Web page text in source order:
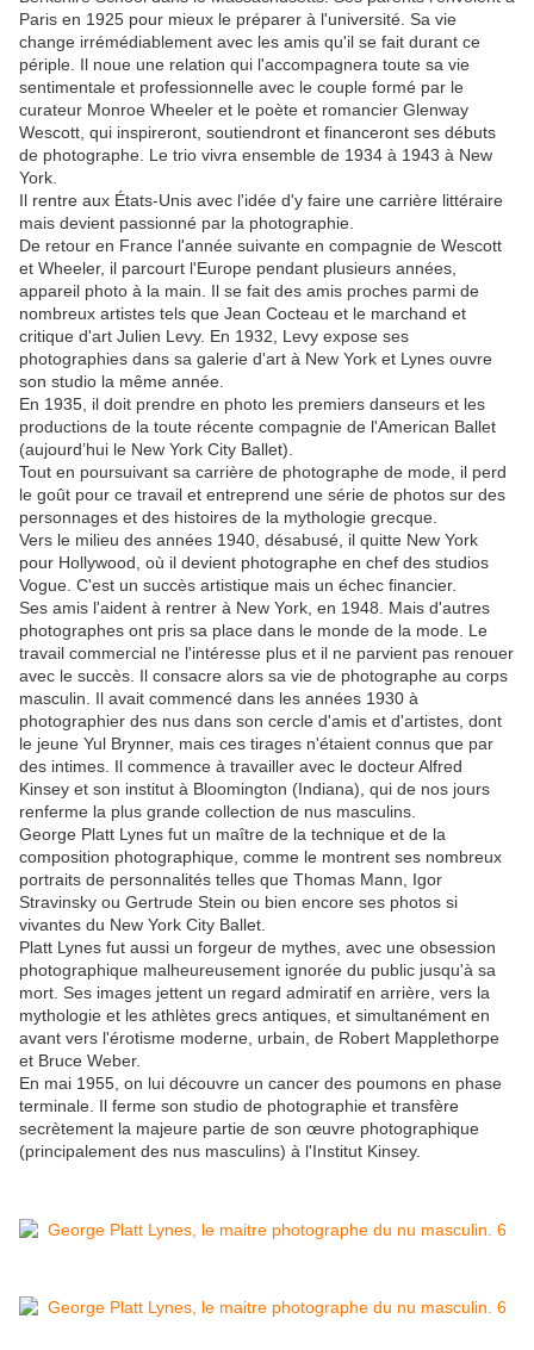
Paris en 1925 pour mieux le préparer à l'université. Sa vie
change irrémédiablement avec les amis qu'il se fait durant ce
périple. Il noue une relation qui l'accompagnera toute sa vie
sentimentale et professionnelle avec le couple formé par le
curateur Monroe Wheeler et le poète et romancier Glenway
Wescott, qui inspireront, soutiendront et financeront ses débuts
de photographe. Le trio vivra ensemble de 1934 à 1943 à New
York.
Il rentre aux États-Unis avec l'idée d'y faire une carrière littéraire
mais devient passionné par la photographie.
De retour en France l'année suivante en compagnie de Wescott
et Wheeler, il parcourt l'Europe pendant plusieurs années,
appareil photo à la main. Il se fait des amis proches parmi de
nombreux artistes tels que Jean Cocteau et le marchand et
critique d'art Julien Levy. En 1932, Levy expose ses
photographies dans sa galerie d'art à New York et Lynes ouvre
son studio la même année.
En 1935, il doit prendre en photo les premiers danseurs et les
productions de la toute récente compagnie de l'American Ballet
(aujourd’hui le New York City Ballet).
Tout en poursuivant sa carrière de photographe de mode, il perd
le goût pour ce travail et entreprend une série de photos sur des
personnages et des histoires de la mythologie grecque.
Vers le milieu des années 1940, désabusé, il quitte New York
pour Hollywood, où il devient photographe en chef des studios
Vogue. C'est un succès artistique mais un échec financier.
Ses amis l'aident à rentrer à New York, en 1948. Mais d'autres
photographes ont pris sa place dans le monde de la mode. Le
travail commercial ne l'intéresse plus et il ne parvient pas renouer
avec le succès. Il consacre alors sa vie de photographe au corps
masculin. Il avait commencé dans les années 1930 à
photographier des nus dans son cercle d'amis et d'artistes, dont
le jeune Yul Brynner, mais ces tirages n'étaient connus que par
des intimes. Il commence à travailler avec le docteur Alfred
Kinsey et son institut à Bloomington (Indiana), qui de nos jours
renferme la plus grande collection de nus masculins.
George Platt Lynes fut un maître de la technique et de la
composition photographique, comme le montrent ses nombreux
portraits de personnalités telles que Thomas Mann, Igor
Stravinsky ou Gertrude Stein ou bien encore ses photos si
vivantes du New York City Ballet.
Platt Lynes fut aussi un forgeur de mythes, avec une obsession
photographique malheureusement ignorée du public jusqu'à sa
mort. Ses images jettent un regard admiratif en arrière, vers la
mythologie et les athlètes grecs antiques, et simultanément en
avant vers l'érotisme moderne, urbain, de Robert Mapplethorpe
et Bruce Weber.
En mai 1955, on lui découvre un cancer des poumons en phase
terminale. Il ferme son studio de photographie et transfère
secrètement la majeure partie de son œuvre photographique
(principalement des nus masculins) à l'Institut Kinsey.